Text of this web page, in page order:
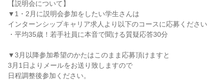
【説明会について】
▼1・2月に説明会参加をしたい学生さんは
インターンシップキャリア求人より以下のコースに応募ください
・平均35歳！若手社員に本音で聞ける質疑応答30分
▼3月以降参加希望のかたはこのまま応募頂けますと
3月1日よりメールをお送り致しますので
日程調整後参加ください。